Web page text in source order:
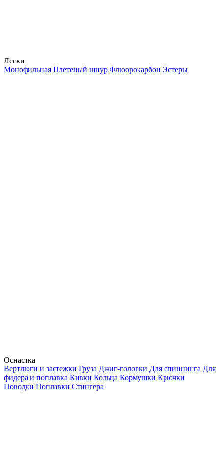
Лески
Монофильная Плетеный шнур Флюорокарбон Эстеры
Оснастка
Вертлюги и застежки Груза Джиг-головки Для спиннинга Для
фидера и поплавка Кивки Кольца Кормушки Крючки
Поводки Поплавки Стингера